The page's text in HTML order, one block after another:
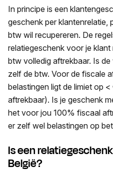
In principe is een
geschenk per klantenrelatie,
btw wil recupereren. De
relatiegeschenk voor je
btw volledig aftrekbaar. Is
zelf de btw. Voor de fiscale
belastingen ligt de limiet op
aftrekbaar). Is je geschenk
het voor jou 100% fiscaal
er zelf wel belastingen op
Is een
België?